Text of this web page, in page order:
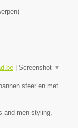
)
Screenshot ▼
sfeer en met
and men styling,